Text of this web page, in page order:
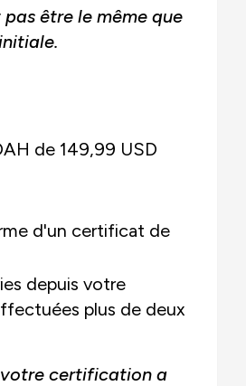
être le même que
de 149,99 USD
d'un certificat de
depuis votre
plus de deux
votre certification a